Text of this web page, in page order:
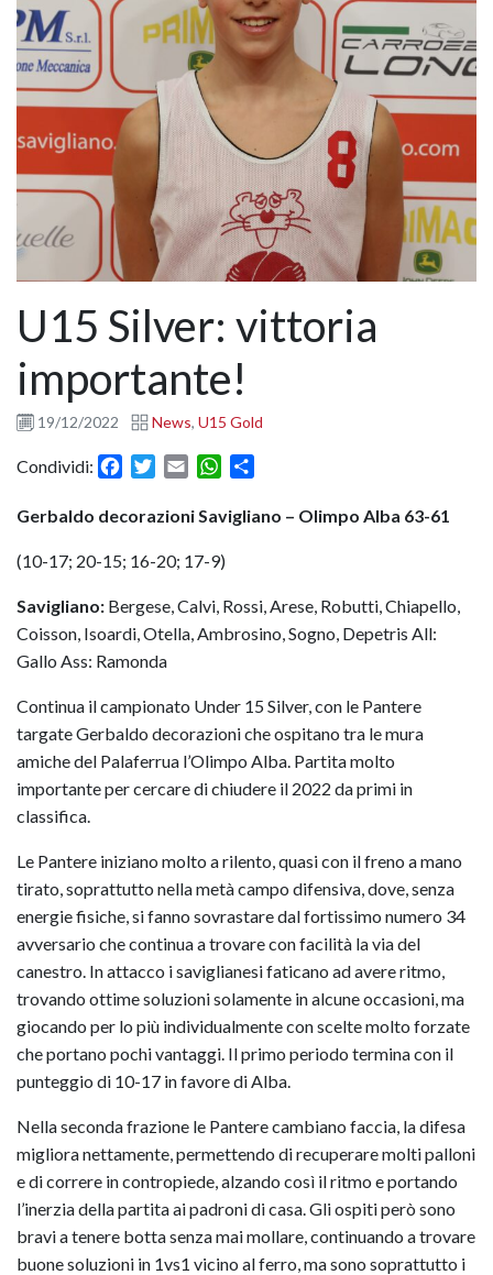
U15 Silver: vittoria
importante!
19/12/2022 News, U15 Gold
Condividi: FacebookTwitter
Email WhatsApp
Gerbaldo decorazioni Savigliano – Olimpo Alba 63-61
(10-17; 20-15; 16-20; 17-9)
Savigliano: Bergese, Calvi, Rossi, Arese, Robutti, Chiapello,
Coisson, Isoardi, Otella, Ambrosino, Sogno, Depetris All:
Gallo Ass: Ramonda
Continua il campionato Under 15 Silver, con le Pantere
targate Gerbaldo decorazioni che ospitano tra le mura
amiche del Palaferrua l’Olimpo Alba. Partita molto
importante per cercare di chiudere il 2022 da primi in
classifica.
Le Pantere iniziano molto a rilento, quasi con il freno a mano
tirato, soprattutto nella metà campo difensiva, dove, senza
energie fisiche, si fanno sovrastare dal fortissimo numero 34
avversario che continua a trovare con facilità la via del
canestro. In attacco i saviglianesi faticano ad avere ritmo,
trovando ottime soluzioni solamente in alcune occasioni, ma
giocando per lo più individualmente con scelte molto forzate
che portano pochi vantaggi. Il primo periodo termina con il
punteggio di 10-17 in favore di Alba.
Nella seconda frazione le Pantere cambiano faccia, la difesa
migliora nettamente, permettendo di recuperare molti palloni
e di correre in contropiede, alzando così il ritmo e portando
l’inerzia della partita ai padroni di casa. Gli ospiti però sono
bravi a tenere botta senza mai mollare, continuando a trovare
buone soluzioni in 1vs1 vicino al ferro, ma sono soprattutto i